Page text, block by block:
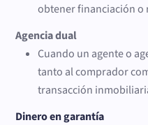
obtener financiación
Agencia dual
Cuando un agente o
tanto al comprador
transacción
Dinero en garantía